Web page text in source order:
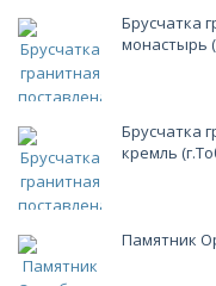
Брусчатка
монастырь
Брусчатка
кремль
Памятник